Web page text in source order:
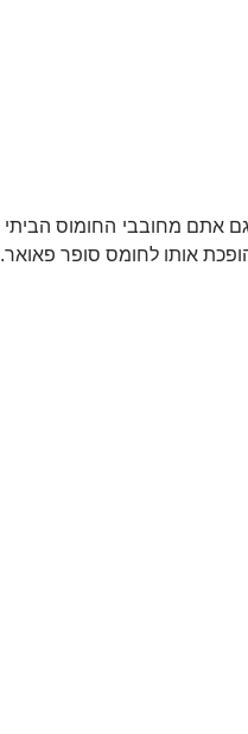
אותו לחומס סופר פאואר.